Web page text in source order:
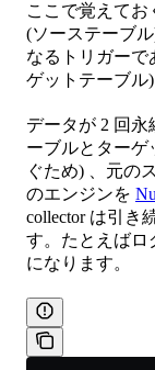
ここで覚えて
(ソーステーブ
なるトリガーで
ゲットテーブル
データが 2 回
ーブルとターゲ
ぐため) 、元の
のエンジンを
collector は引き
す。たとえばロ
になります。